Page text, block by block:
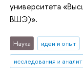
университета
ВШЭ)».
Наука идеи и опыт
исследования и